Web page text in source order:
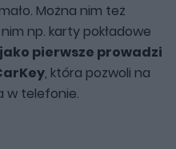
Można nim też
np. karty pokładowe
pierwsze prowadzi
, która pozwoli na
w telefonie.